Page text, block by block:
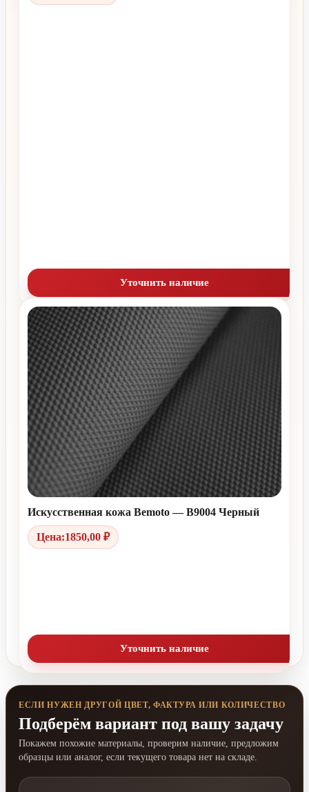
Уточнить наличие
Искусственная кожа Bemoto — B9004 Черный
Цена:1850,00 ₽
Уточнить наличие
ЕСЛИ НУЖЕН ДРУГОЙ ЦВЕТ, ФАКТУРА ИЛИ КОЛИЧЕСТВО
Подберём вариант под вашу задачу
Покажем похожие материалы, проверим наличие, предложим
образцы или аналог, если текущего товара нет на складе.